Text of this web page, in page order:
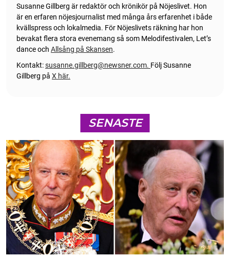
Susanne Gillberg är redaktör och krönikör på Nöjeslivet. Hon
är en erfaren nöjesjournalist med många års erfarenhet i både
kvällspress och lokalmedia. För Nöjeslivets räkning har hon
bevakat flera stora evenemang så som Melodifestivalen, Let’s
dance och Allsång på Skansen.
Kontakt:susanne.gillberg@newsner.com. Följ Susanne
Gillberg på X här.
SENASTE